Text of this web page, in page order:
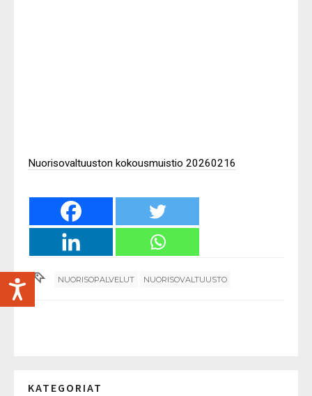
Nuorisovaltuuston kokousmuistio 20260216
NUORISOPALVELUT NUORISOVALTUUSTO
KATEGORIAT